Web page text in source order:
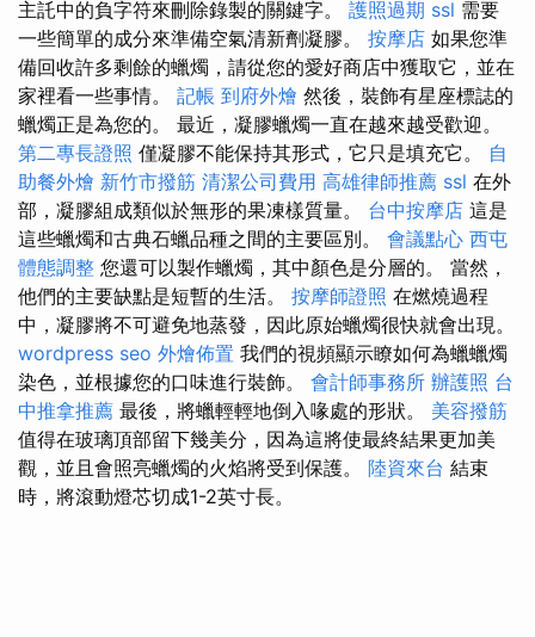
主託中的負字符來刪除錄製的關鍵字。 護照過期 ssl 需要
一些簡單的成分來準備空氣清新劑凝膠。 按摩店 如果您準
備回收許多剩餘的蠟燭，請從您的愛好商店中獲取它，並在
家裡看一些事情。 記帳 到府外燴 然後，裝飾有星座標誌的
蠟燭正是為您的。 最近，凝膠蠟燭一直在越來越受歡迎。
第二專長證照 僅凝膠不能保持其形式，它只是填充它。 自
助餐外燴 新竹市撥筋 清潔公司費用 高雄律師推薦 ssl 在外
部，凝膠組成類似於無形的果凍樣質量。 台中按摩店 這是
這些蠟燭和古典石蠟品種之間的主要區別。 會議點心 西屯
體態調整 您還可以製作蠟燭，其中顏色是分層的。 當然，
他們的主要缺點是短暫的生活。 按摩師證照 在燃燒過程
中，凝膠將不可避免地蒸發，因此原始蠟燭很快就會出現。
wordpress seo 外燴佈置 我們的視頻顯示瞭如何為蠟蠟燭
染色，並根據您的口味進行裝飾。 會計師事務所 辦護照 台
中推拿推薦 最後，將蠟輕輕地倒入喙處的形狀。 美容撥筋
值得在玻璃頂部留下幾美分，因為這將使最終結果更加美
觀，並且會照亮蠟燭的火焰將受到保護。 陸資來台 結束
時，將滾動燈芯切成1-2英寸長。